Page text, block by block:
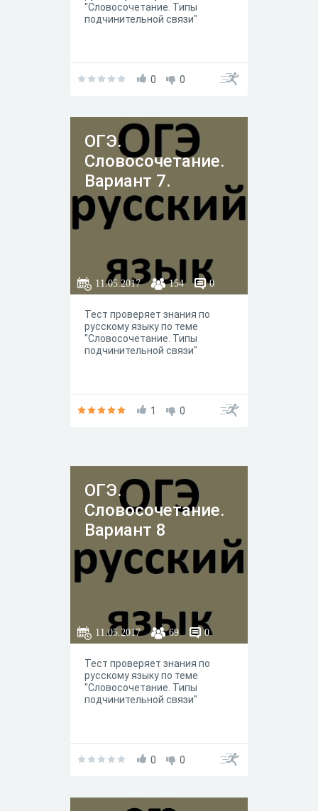
"Словосочетание. Типы
подчинительной связи"
0 0
ОГЭ.
Словосочетание.
Вариант 7.
11.05.2017 154 0
Тест проверяет знания по
русскому языку по теме
"Словосочетание. Типы
подчинительной связи"
1 0
ОГЭ.
Словосочетание.
Вариант 8
11.05.2017 69 0
Тест проверяет знания по
русскому языку по теме
"Словосочетание. Типы
подчинительной связи"
0 0